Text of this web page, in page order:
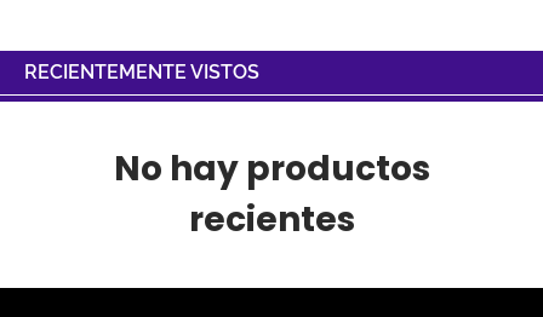
RECIENTEMENTE VISTOS
No hay productos
recientes